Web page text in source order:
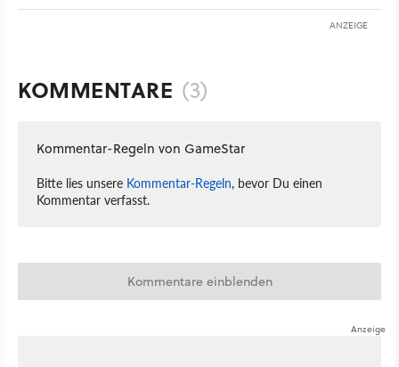
ANZEIGE
KOMMENTARE (3)
Kommentar-Regeln von GameStar
Bitte lies unsere Kommentar-Regeln, bevor Du einen
Kommentar verfasst.
Kommentare einblenden